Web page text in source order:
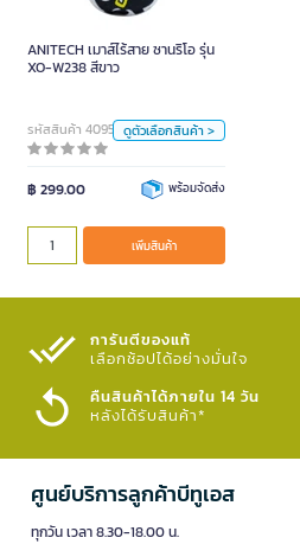
ANITECH เมาส์ไร้สาย ซานริโอ รุ่น
XO-W238 สีขาว
รหัสสินค้า 4095131ดูตัวเลือกสินค้า >
฿ 299.00 พร้อมจัดส่ง
เพิ่มสินค้า
สี
ชิ้น
เพิ่มสินค้า
การันตีของแท้
เลือกช้อปได้อย่างมั่นใจ​
คืนสินค้าได้ภายใน 14 วัน
หลังได้รับสินค้า*
ศูนย์บริการลูกค้าบีทูเอส
ทุกวัน เวลา 8.30-18.00 น.